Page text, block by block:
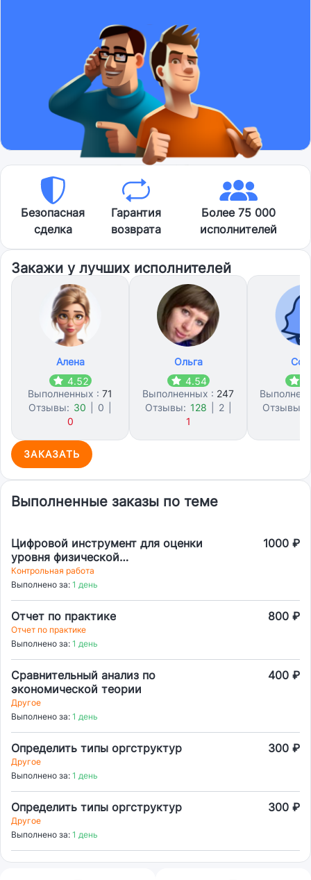
Безопасная
сделка
Гарантия
возврата
Более 75 000
исполнителей
Закажи у лучших исполнителей
Алена
4.52
Выполненных : 71
Отзывы: 30 0
0
Ольга
4.54
Выполненных : 247
Отзывы: 128 2
1
Отзывы:
ЗАКАЗАТЬ
Выполненные заказы по теме
Цифровой инструмент для оценки
уровня физической
подготовки:тесты,нормативы,рекомендации.
1000 ₽
Контрольная работа
Выполнено за: 1 день
Отчет по практике 800 ₽
Отчет по практике
Выполнено за: 1 день
Сравнительный анализ по
экономической теории
400 ₽
Другое
Выполнено за: 1 день
Определить типы оргструктур 300 ₽
Другое
Выполнено за: 1 день
Определить типы оргструктур 300 ₽
Другое
Выполнено за: 1 день